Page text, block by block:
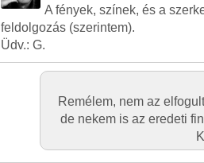
A fények, színek, és a
feldolgozás (szerintem).
Üdv.: G.
Remélem, nem az
de nekem is az eredeti